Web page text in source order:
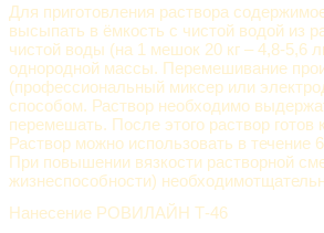
Для приготовления раствора
высыпать в ёмкость с чистой водой из
чистой воды (на 1 мешок 20 кг – 4,8-5,6
однородной массы. Перемешивание
(профессиональный миксер или
способом. Раствор необходимо
перемешать. После этого раствор готов
Раствор можно использовать в течение
При повышении вязкости растворной
жизнеспособности)
Нанесение РОВИЛАЙН Т-46